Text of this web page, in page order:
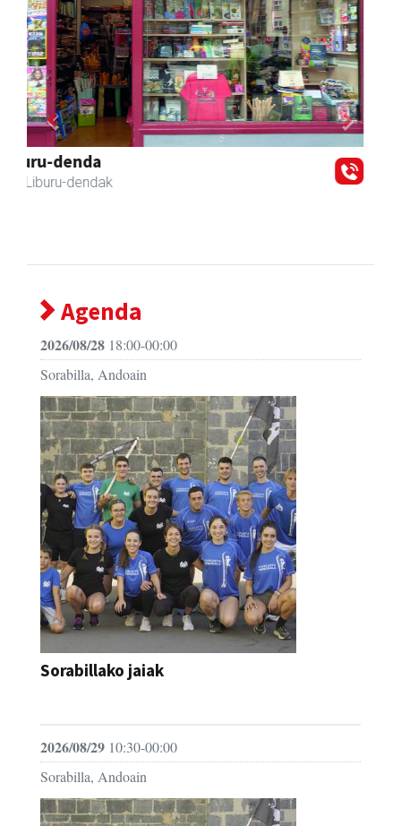
Andoaingo AEK euskaltegia
Andoain - Euskaltegiak
Previous Next
Agenda
2026/08/28 18:00-00:00
Sorabilla, Andoain
Sorabillako jaiak
2026/08/29 10:30-00:00
Sorabilla, Andoain